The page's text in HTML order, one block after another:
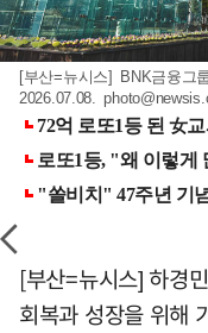
[부산=뉴시스] BNK금융그
2026.07.08.
[부산=뉴시스] 하경
회복과 성장을 위해